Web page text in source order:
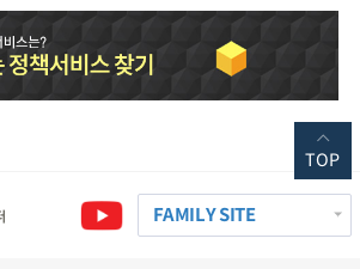
FAMILY SITE
TOP